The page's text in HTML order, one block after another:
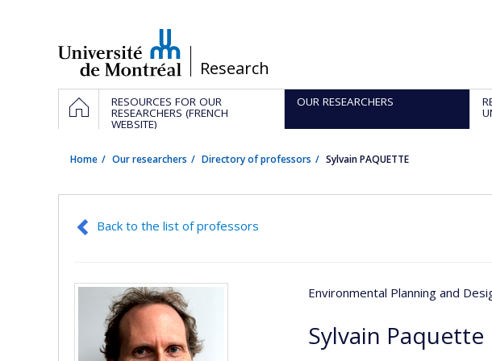
/Research
Navigation
principale
HOMERESOURCES FOR OUR
RESEARCHERS (FRENCH
WEBSITE)
OUR RESEARCHERS
Home Our researchers Directory of professors Sylvain PAQUETTE
Back to the list of professors
Environmental Planning and
Sylvain Paquette